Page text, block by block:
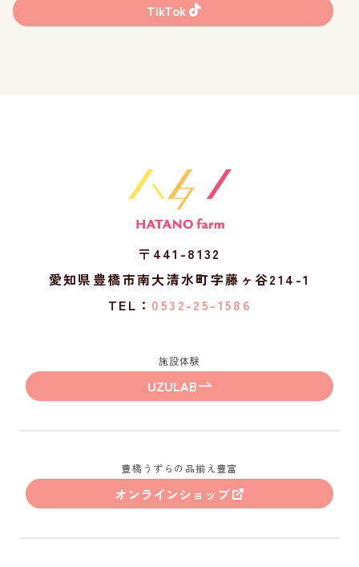
TikTok
〒441-8132
愛知県豊橋市南大清水町字藤ヶ谷214-1
TEL： 0532-25-1586
施設体験
UZULAB
豊橋うずらの品揃え豊富
オンラインショップ